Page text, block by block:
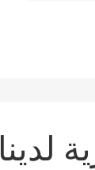
لدينا